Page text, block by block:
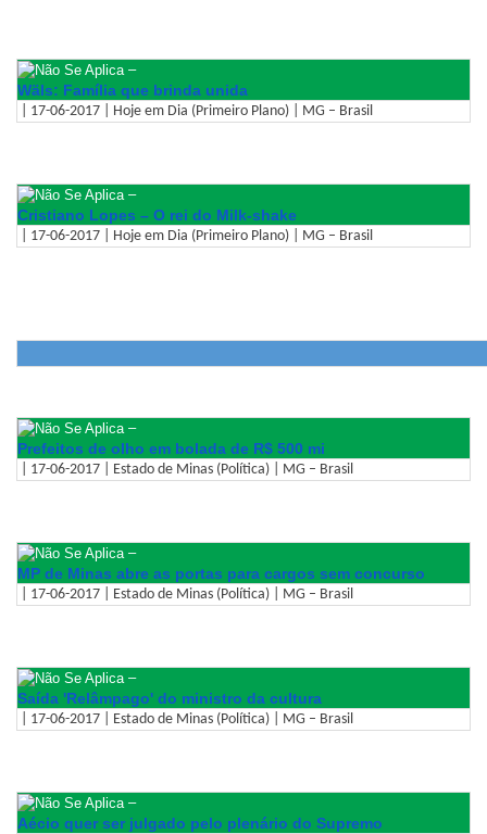
–
Wäls: Família que brinda unida
| 17-06-2017 | Hoje em Dia (Primeiro Plano) | MG – Brasil
–
Cristiano Lopes – O rei do Milk-shake
| 17-06-2017 | Hoje em Dia (Primeiro Plano) | MG – Brasil
–
Prefeitos de olho em bolada de R$ 500 mi
| 17-06-2017 | Estado de Minas (Política) | MG – Brasil
–
MP de Minas abre as portas para cargos sem concurso
| 17-06-2017 | Estado de Minas (Política) | MG – Brasil
–
Saída 'Relâmpago' do ministro da cultura
| 17-06-2017 | Estado de Minas (Política) | MG – Brasil
–
Aécio quer ser julgado pelo plenário do Supremo